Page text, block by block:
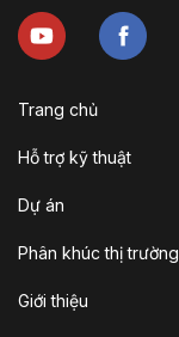
Trang chủ
Hỗ trợ kỹ thuật
Dự án
Phân khúc thị trường
Giới thiệu